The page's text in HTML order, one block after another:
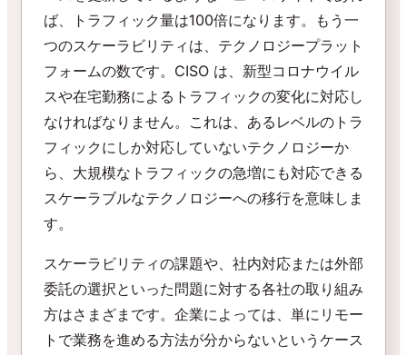
ば、トラフィック量は100倍になります。もう一
つのスケーラビリティは、テクノロジープラット
フォームの数です。CISO は、新型コロナウイル
スや在宅勤務によるトラフィックの変化に対応し
なければなりません。これは、あるレベルのトラ
フィックにしか対応していないテクノロジーか
ら、大規模なトラフィックの急増にも対応できる
スケーラブルなテクノロジーへの移行を意味しま
す。
スケーラビリティの課題や、社内対応または外部
委託の選択といった問題に対する各社の取り組み
方はさまざまです。企業によっては、単にリモー
トで業務を進める方法が分からないというケース